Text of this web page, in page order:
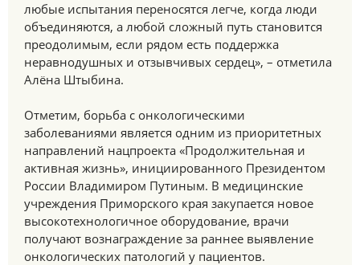
любые испытания переносятся легче, когда люди
объединяются, а любой сложный путь становится
преодолимым, если рядом есть поддержка
неравнодушных и отзывчивых сердец», – отметила
Алёна Штыбина.
Отметим, борьба с онкологическими
заболеваниями является одним из приоритетных
направлений нацпроекта «Продолжительная и
активная жизнь», инициированного Президентом
России Владимиром Путиным. В медицинские
учреждения Приморского края закупается новое
высокотехнологичное оборудование, врачи
получают вознаграждение за раннее выявление
онкологических патологий у пациентов.